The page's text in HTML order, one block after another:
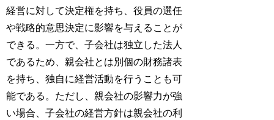
経営に対して決定権を持ち、役員の選任
や戦略的意思決定に影響を与えることが
できる。一方で、子会社は独立した法人
であるため、親会社とは別個の財務諸表
を持ち、独自に経営活動を行うことも可
能である。ただし、親会社の影響力が強
い場合、子会社の経営方針は親会社の利